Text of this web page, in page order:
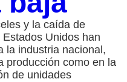
y la caída de
Unidos han
la industria nacional,
producción como en la
de unidades